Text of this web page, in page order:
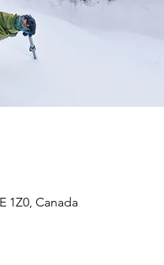
1Z0, Canada